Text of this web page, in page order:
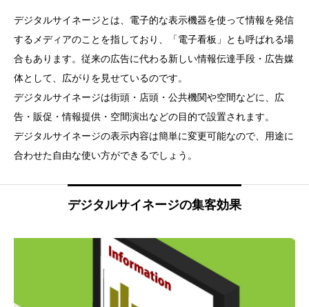
デジタルサイネージとは、電子的な表示機器を使って情報を発信
するメディアのことを指しており、「電子看板」とも呼ばれる場
合もあります。従来の広告に代わる新しい情報伝達手段・広告媒
体として、広がりを見せているのです。
デジタルサイネージは街頭・店頭・公共機関や空間などに、広
告・販促・情報提供・空間演出などの目的で設置されます。
デジタルサイネージの表示内容は簡単に変更可能なので、用途に
合わせた自由な使い方ができるでしょう。
デジタルサイネージの集客効果